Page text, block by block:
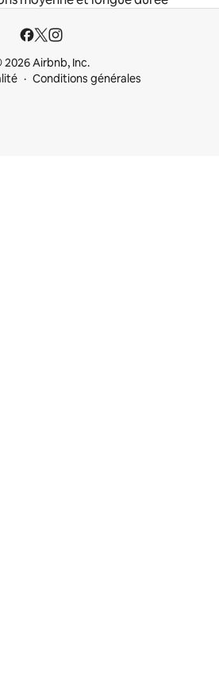
2026 Airbnb, Inc.
Conditions générales